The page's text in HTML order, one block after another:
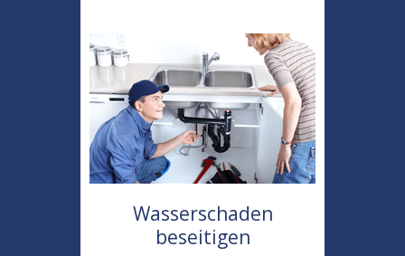
Wasserschaden
beseitigen